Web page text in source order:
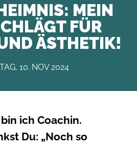
MEIN
FÜR
ÄSTHETIK!
10. NOV 2024
ich Coachin.
Du: „Noch so